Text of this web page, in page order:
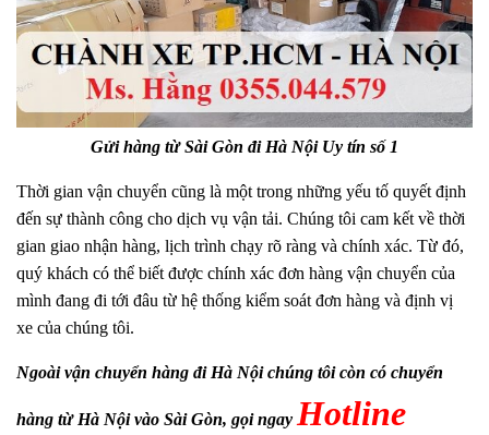
Gửi hàng từ Sài Gòn đi Hà Nội Uy tín số 1
Thời gian vận chuyển cũng là một trong những yếu tố quyết định
đến sự thành công cho dịch vụ vận tải. Chúng tôi cam kết về thời
gian giao nhận hàng, lịch trình chạy rõ ràng và chính xác. Từ đó,
quý khách có thể biết được chính xác đơn hàng vận chuyển của
mình đang đi tới đâu từ hệ thống kiểm soát đơn hàng và định vị
xe của chúng tôi.
Ngoài vận chuyển hàng đi Hà Nội chúng tôi còn có chuyển
hàng từ Hà Nội vào Sài Gòn, gọi ngay Hotline